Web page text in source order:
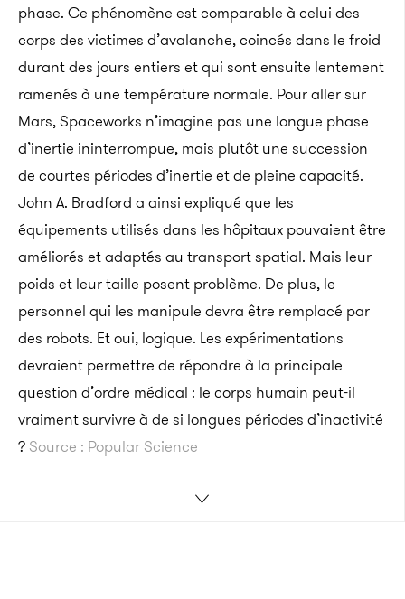
phase. Ce phénomène est comparable à celui des
corps des victimes d’avalanche, coincés dans le froid
durant des jours entiers et qui sont ensuite lentement
ramenés à une température normale. Pour aller sur
Mars, Spaceworks n’imagine pas une longue phase
d’inertie ininterrompue, mais plutôt une succession
de courtes périodes d’inertie et de pleine capacité.
John A. Bradford a ainsi expliqué que les
équipements utilisés dans les hôpitaux pouvaient être
améliorés et adaptés au transport spatial. Mais leur
poids et leur taille posent problème. De plus, le
personnel qui les manipule devra être remplacé par
des robots. Et oui, logique. Les expérimentations
devraient permettre de répondre à la principale
question d’ordre médical : le corps humain peut-il
vraiment survivre à de si longues périodes d’inactivité
? Source : Popular Science